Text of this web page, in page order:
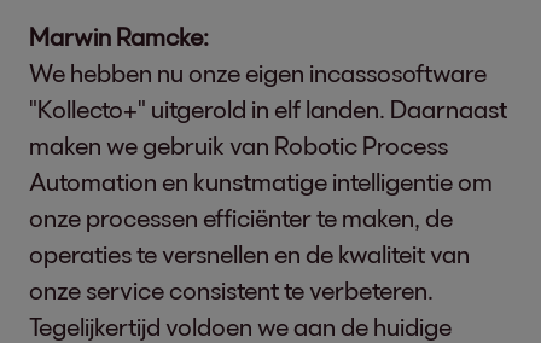
Marwin Ramcke:
We hebben nu onze eigen incassosoftware
"Kollecto+" uitgerold in elf landen. Daarnaast
maken we gebruik van Robotic Process
Automation en kunstmatige intelligentie om
onze processen efficiënter te maken, de
operaties te versnellen en de kwaliteit van
onze service consistent te verbeteren.
Tegelijkertijd voldoen we aan de huidige